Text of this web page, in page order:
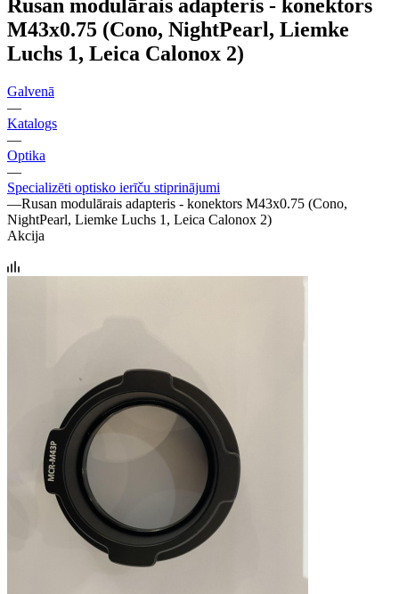
Rusan modulārais adapteris - konektors
M43x0.75 (Cono, NightPearl, Liemke
Luchs 1, Leica Calonox 2)
Galvenā
—
Katalogs
—
Optika
—
Specializēti optisko ierīču stiprinājumi
—Rusan modulārais adapteris - konektors M43x0.75 (Cono,
NightPearl, Liemke Luchs 1, Leica Calonox 2)
Akcija